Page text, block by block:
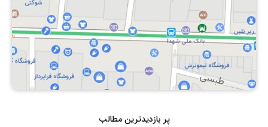
پر بازدیدترین مطالب